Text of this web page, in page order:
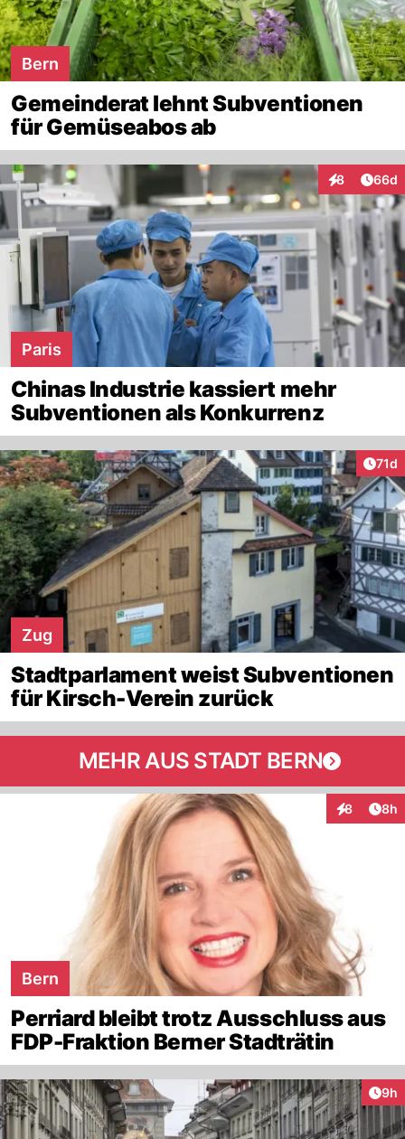
Bern
Gemeinderat lehnt Subventionen
für Gemüseabos ab
8
Interaktionen
66d
Paris
Chinas Industrie kassiert mehr
Subventionen als Konkurrenz
71d
Zug
Stadtparlament weist Subventionen
für Kirsch-Verein zurück
MEHR AUS STADT BERN
8 8h
Bern
Perriard bleibt trotz Ausschluss aus
FDP-Fraktion Berner Stadträtin
9h